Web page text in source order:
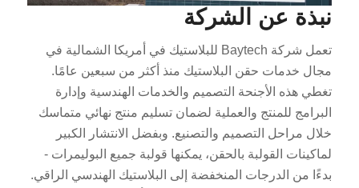
نبذة عن الشركة
تعمل شركة Baytech للبلاستيك في أمريكا الشمالية في
مجال خدمات حقن البلاستيك منذ أكثر من سبعين عامًا.
تغطي هذه الأجنحة التصميم والخدمات الهندسية وإدارة
البرامج للمنتج والعملية لضمان تسليم منتج نهائي متماسك
خلال مراحل التصميم والتصنيع. وبفضل الانتشار الكبير
لماكينات القولبة بالحقن، يمكنها قولبة جميع البوليمرات -
بدءًا من الدرجات المنخفضة إلى البلاستيك الهندسي الراقي.